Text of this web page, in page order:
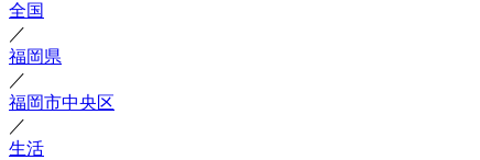
全国
／
福岡県
／
福岡市中央区
／
生活